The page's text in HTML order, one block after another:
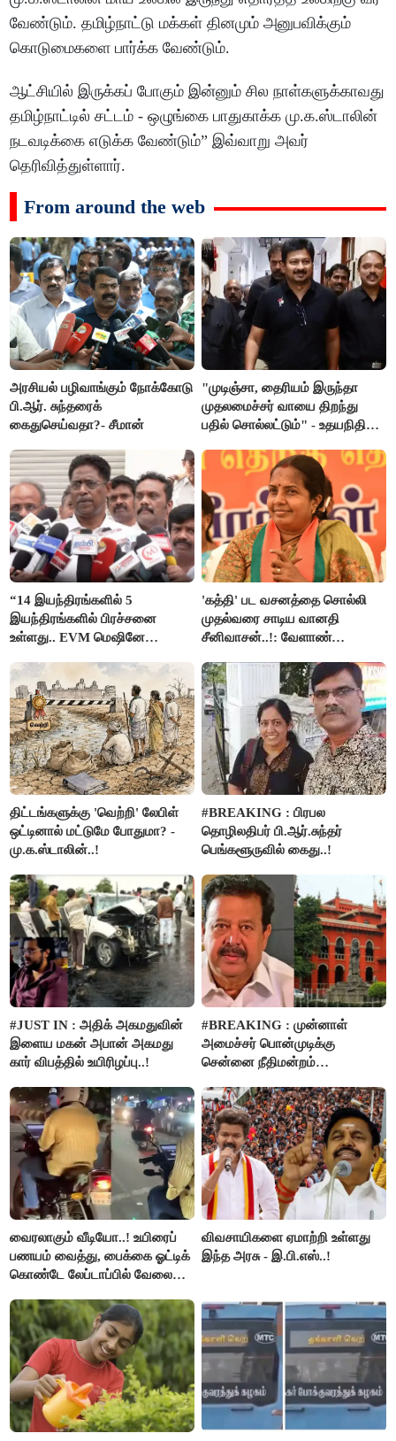
வேண்டும். தமிழ்நாட்டு மக்கள் தினமும் அனுபவிக்கும்
கொடுமைகளை பார்க்க வேண்டும்.
ஆட்சியில் இருக்கப் போகும் இன்னும் சில நாள்களுக்காவது
தமிழ்நாட்டில் சட்டம் - ஒழுங்கை பாதுகாக்க மு.க.ஸ்டாலின்
நடவடிக்கை எடுக்க வேண்டும்” இவ்வாறு அவர்
தெரிவித்துள்ளார்.
From around the web
அரசியல் பழிவாங்கும் நோக்கோடு
பி.ஆர். சுந்தரைக்
கைதுசெய்வதா?- சீமான்
"முடிஞ்சா, தைரியம் இருந்தா
முதலமைச்சர் வாயை திறந்து
பதில் சொல்லட்டும்" - உதயநிதி
“14 இயந்திரங்களில் 5
இயந்திரங்களில் பிரச்சனை
உள்ளது.. EVM மெஷினே
இளங்கோ
'கத்தி' பட வசனத்தை சொல்லி
முதல்வரை சாடிய வானதி
சீனிவாசன்..!: வேளாண்
எதிர்ப்பு!
திட்டங்களுக்கு 'வெற்றி' லேபிள்
ஒட்டினால் மட்டுமே போதுமா? -
மு.க.ஸ்டாலின்..!
#BREAKING : பிரபல
தொழிலதிபர் பி.ஆர்.சுந்தர்
பெங்களூருவில் கைது..!
#JUST IN : அதிக் அகமதுவின்
இளைய மகன் அபான் அகமது
கார் விபத்தில் உயிரிழப்பு..!
#BREAKING : முன்னாள்
அமைச்சர் பொன்முடிக்கு
சென்னை நீதிமன்றம்
வைரலாகும் வீடியோ..! உயிரைப்
பணயம் வைத்து, பைக்கை ஓட்டிக்
கொண்டே லேப்டாப்பில் வேலை
விவசாயிகளை ஏமாற்றி உள்ளது
இந்த அரசு - இ.பி.எஸ்..!